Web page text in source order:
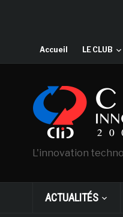
Accueil LE CLUB
L'innovation
ACTUALITÉS